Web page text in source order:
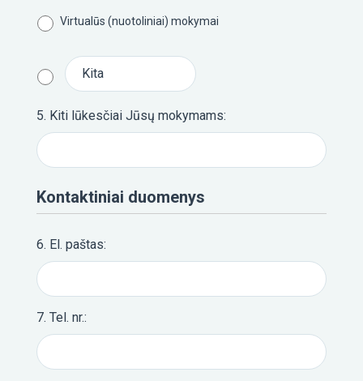
4
Ų
Virtualūs (nuotoliniai) mokymai
5. Kiti lūkesčiai Jūsų mokymams:
Kontaktiniai duomenys
6. El. paštas:
7. Tel. nr.: